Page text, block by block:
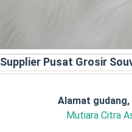
Supplier Pusat Grosir
Alamat
Mutiara Citra